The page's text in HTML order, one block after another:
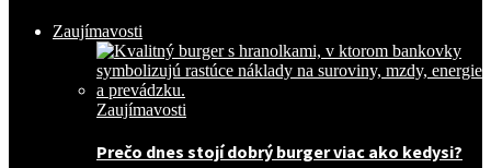
Zaujímavosti
Zaujímavosti
Prečo dnes stojí dobrý burger viac ako kedysi?